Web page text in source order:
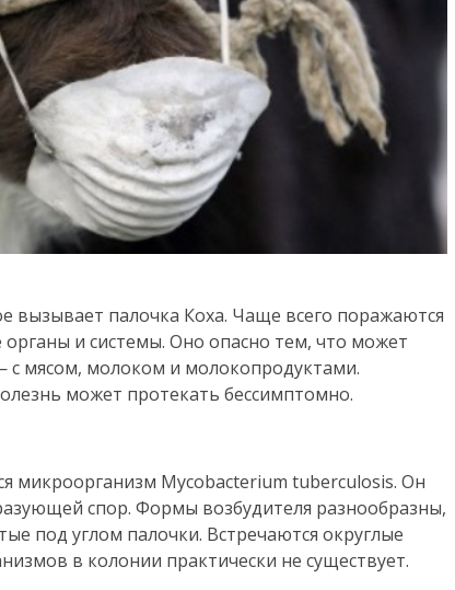
вызывает палочка Коха. Чаще всего поражаются
органы и системы. Оно опасно тем, что может
с мясом, молоком и молокопродуктами.
может протекать бессимптомно.
микроорганизм Mycobacterium tuberculosis. Он
спор. Формы возбудителя разнообразны,
под углом палочки. Встречаются округлые
в колонии практически не существует.